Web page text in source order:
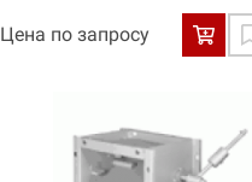
Цена по запросу